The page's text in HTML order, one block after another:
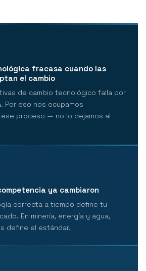
fracasa cuando las
el cambio
de cambio tecnológico falla por
Por eso nos ocupamos
proceso — no lo dejamos al
ya cambiaron
correcta a tiempo define tu
En minería, energía y agua,
define el estándar.